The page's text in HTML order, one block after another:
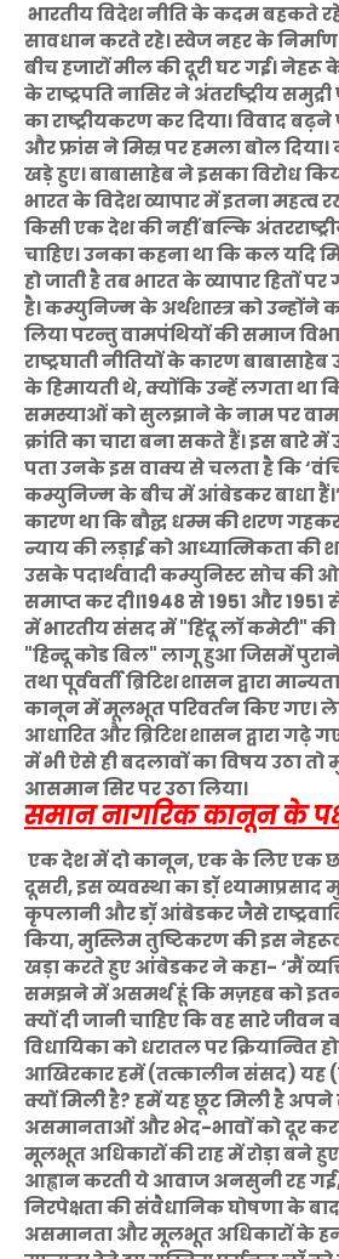
भारतीय विदेश नीति के कदम बहकते
सावधान करते रहे। स्वेज नहर के
बीच हजारों मील की दूरी घट गई। नेहरू
के राष्ट्रपति नासिर ने अंतर्राष्ट्रीय
का राष्ट्रीयकरण कर दिया। विवाद
और फ्रांस ने मिस्र पर हमला बोल
खड़े हुए। बाबासाहेब ने इसका विरोध
भारत के विदेश व्यापार में इतना महत्व
किसी एक देश की नहीं बल्कि
चाहिए। उनका कहना था कि कल यदि
हो जाती है तब भारत के व्यापार हितों
है। कम्युनिज्म के अर्थशास्त्र को उन्होंने
लिया परन्तु वामपंथियों की समाज
राष्ट्रघाती नीतियों के कारण
के हिमायती थे, क्योंकि उन्हें लगता था
समस्याओं को सुलझाने के नाम पर
क्रांति का चारा बना सकते हैं। इस बारे
पता उनके इस वाक्य से चलता है कि
कम्युनिज्म के बीच में आंबेडकर बाधा
कारण था कि बौद्घ धम्म की शरण
न्याय की लड़ाई को आध्यात्मिकता की
उसके पदार्थवादी कम्युनिस्ट सोच की
समाप्त कर दी।1948 से 1951 और
में भारतीय संसद में "हिंदू लॉ कमेटी" की
"हिन्दू कोड बिल" लागू हुआ जिसमें
तथा पूर्ववर्ती ब्रिटिश शासन द्वारा
कानून में मूलभूत परिवर्तन किए गए।
आधारित और ब्रिटिश शासन द्वारा गढ़े
में भी ऐसे ही बदलावों का विषय उठा तो
आसमान सिर पर उठा लिया।
समान नागरिक कानून के
एक देश में दो कानून, एक के लिए एक
दूसरी, इस व्यवस्था का डॉ़ श्यामाप्रसाद
कृपलानी और डॉ़ आंबेडकर जैसे
किया, मुस्लिम तुष्टिकरण की इस
खड़ा करते हुए आंबेडकर ने कहा- ‘मैं
समझने में असमर्थ हूं कि मज़हब को
क्यों दी जानी चाहिए कि वह सारे
विधायिका को धरातल पर क्रियान्वित
आखिरकार हमें (तत्कालीन संसद) यह
क्यों मिली है? हमें यह छूट मिली है अपने
असमानताओं और भेद-भावों को दूर
मूलभूत अधिकारों की राह में रोड़ा बने
आह्वान करती ये आवाज अनसुनी रह
निरपेक्षता की संवैधानिक घोषणा के
असमानता और मूलभूत अधिकारों के